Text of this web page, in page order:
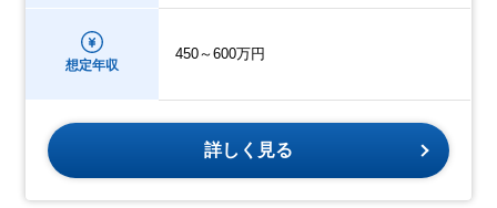
想定年収
450～600万円
詳しく見る